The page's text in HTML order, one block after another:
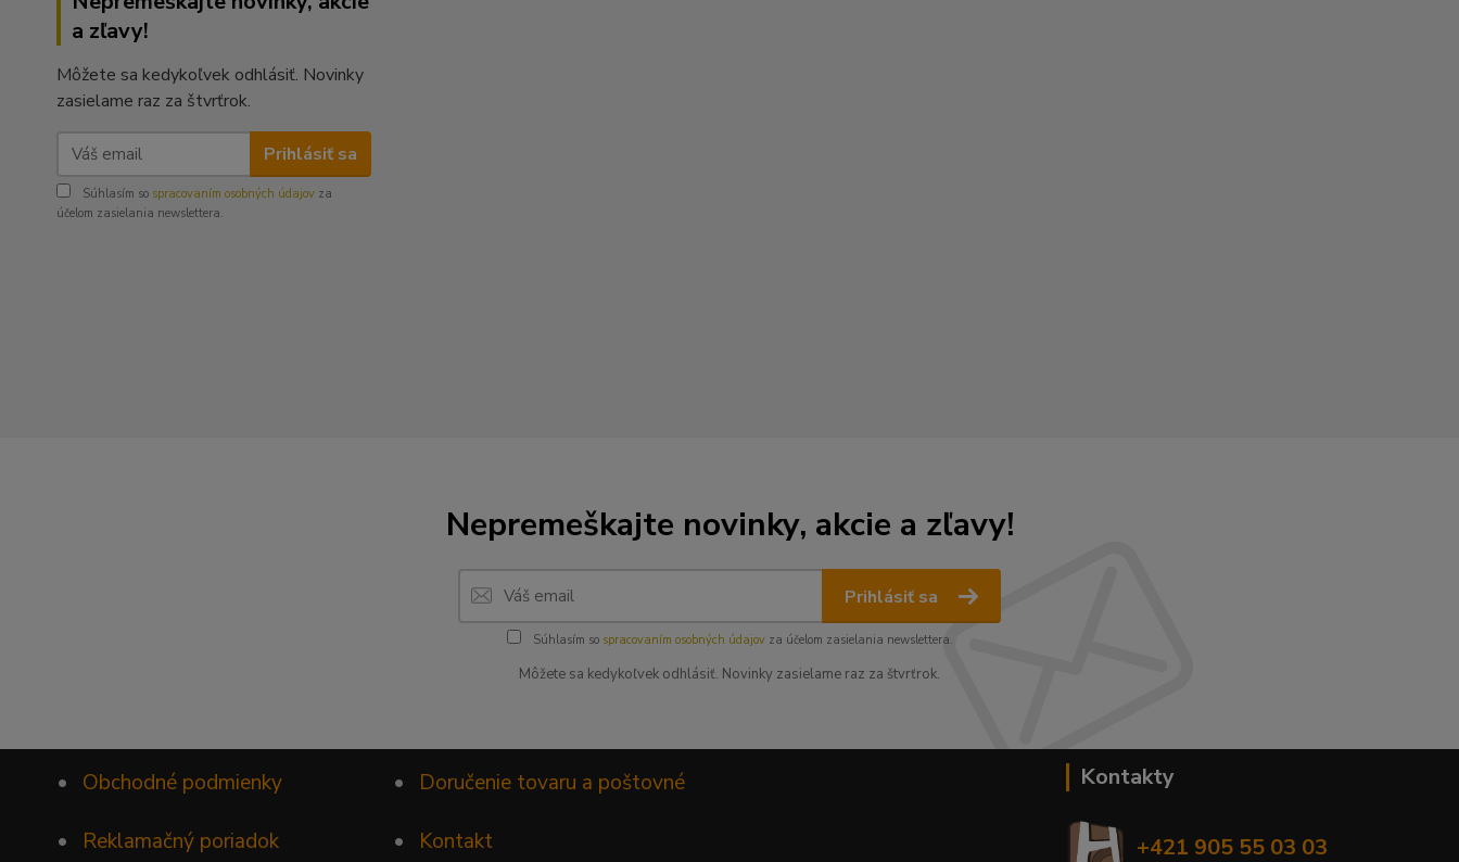
a zľavy!
Môžete sa kedykoľvek odhlásiť. Novinky
zasielame raz za štvrťrok.
Prihlásiť sa
Súhlasím so spracovaním osobných údajov za
účelom zasielania newslettera.
Nepremeškajte novinky, akcie a zľavy!
Prihlásiť sa
Súhlasím so spracovaním osobných údajovza účelom zasielania newslettera.
Môžete sa kedykoľvek odhlásiť. Novinky zasielame raz za štvrťrok.
• Obchodné podmienky
• Reklamačný poriadok
• Doručenie tovaru a poštovné
• Kontakt
Kontakty
+421 905 55 03 03